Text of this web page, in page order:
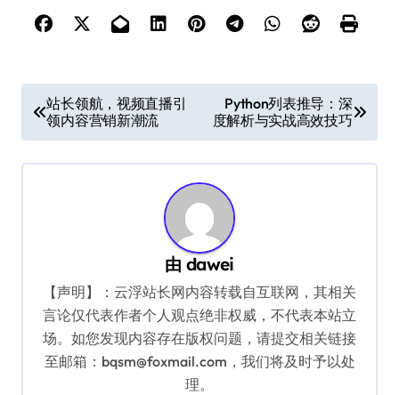
章
导
站长领航，视频直播引
领内容营销新潮流
Python列表推导：深
度解析与实战高效技巧
由dawei
【声明】：云浮站长网内容转载自互联网，其相关
言论仅代表作者个人观点绝非权威，不代表本站立
场。如您发现内容存在版权问题，请提交相关链接
至邮箱：bqsm@foxmail.com，我们将及时予以处
理。